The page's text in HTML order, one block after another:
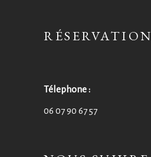
RÉSERVATION
Télephone :
06 07 90 67 57